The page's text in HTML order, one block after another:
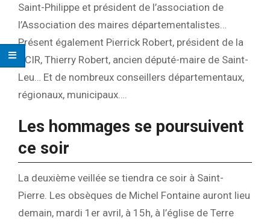
Saint-Philippe et président de l’association de
l’Association des maires départementalistes…
Présent également Pierrick Robert, président de la
CCIR, Thierry Robert, ancien député-maire de Saint-
Leu… Et de nombreux conseillers départementaux,
régionaux, municipaux….
Les hommages se poursuivent
ce soir
La deuxième veillée se tiendra ce soir à Saint-
Pierre. Les obsèques de Michel Fontaine auront lieu
demain, mardi 1er avril, à 15h, à l’église de Terre